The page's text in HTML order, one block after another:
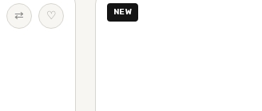
⇄ ♡ NEW